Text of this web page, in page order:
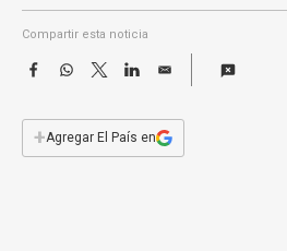
Compartir esta noticia
F
e
b
W
s
T
w
t
L
E
i
l
+Agregar El País en